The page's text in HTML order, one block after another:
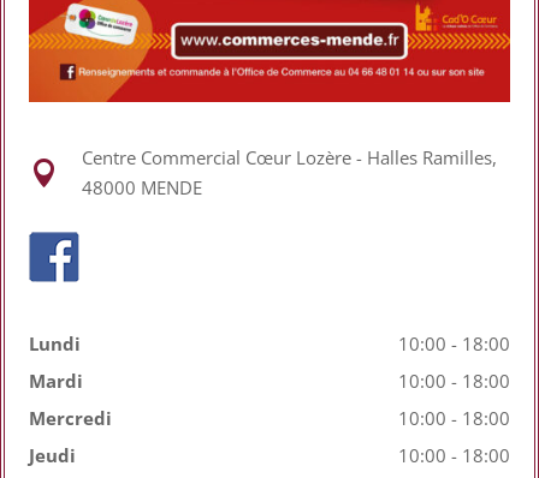

Centre Commercial Cœur Lozère - Halles Ramilles,
48000 MENDE
Lundi
10:00 - 18:00
Mardi
10:00 - 18:00
Mercredi
10:00 - 18:00
Jeudi
10:00 - 18:00